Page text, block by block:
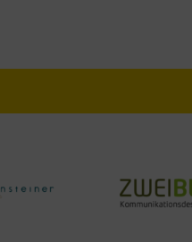
9
APR.
12 9:00-